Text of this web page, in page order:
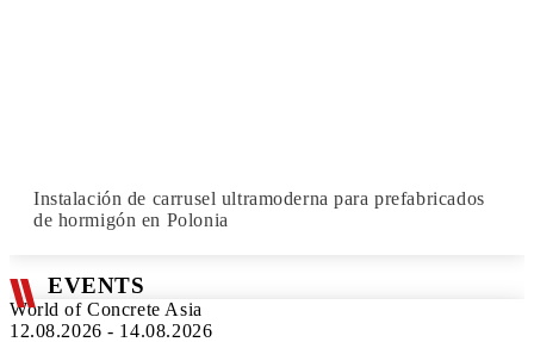
Instalación de carrusel ultramoderna para prefabricados
de hormigón en Polonia
EVENTS
World of Concrete Asia
12.08.2026 - 14.08.2026